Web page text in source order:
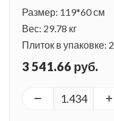
Размер: 119*60 см
Вес: 29.78 кг
Плиток в упаковке:
3 541.66 руб.